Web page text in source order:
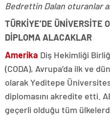
Bedrettin Dalan oturanlar
TÜRKİYE’DE ÜNİVERSİTE
DİPLOMA ALACAKLAR
Amerika Diş Hekimliği
(CODA), Avrupa’da ilk ve
olarak Yeditepe
diplomasını akredite etti.
geçerli olduğu tüm